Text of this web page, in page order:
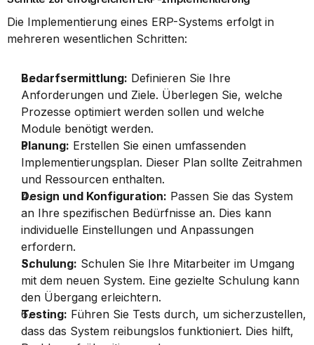
Die Implementierung eines ERP-Systems erfolgt in
mehreren wesentlichen Schritten:
Bedarfsermittlung: Definieren Sie Ihre
Anforderungen und Ziele. Überlegen Sie, welche
Prozesse optimiert werden sollen und welche
Module benötigt werden.
Planung: Erstellen Sie einen umfassenden
Implementierungsplan. Dieser Plan sollte Zeitrahmen
und Ressourcen enthalten.
Design und Konfiguration: Passen Sie das System
an Ihre spezifischen Bedürfnisse an. Dies kann
individuelle Einstellungen und Anpassungen
erfordern.
Schulung: Schulen Sie Ihre Mitarbeiter im Umgang
mit dem neuen System. Eine gezielte Schulung kann
den Übergang erleichtern.
Testing: Führen Sie Tests durch, um sicherzustellen,
dass das System reibungslos funktioniert. Dies hilft,